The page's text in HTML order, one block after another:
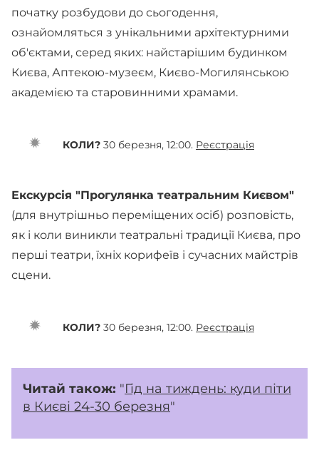
початку розбудови до сьогодення,
ознайомляться з унікальними архітектурними
об'єктами, серед яких: найстарішим будинком
Києва, Аптекою-музеєм, Києво-Могилянською
академією та старовинними храмами.
КОЛИ? 30 березня, 12:00. Реєстрація
Екскурсія "Прогулянка театральним Києвом"
(для внутрішньо переміщених осіб) розповість,
як і коли виникли театральні традиції Києва, про
перші театри, їхніх корифеїв і сучасних майстрів
сцени.
КОЛИ? 30 березня, 12:00. Реєстрація
Читай також: "Гід на тиждень: куди піти
в Києві 24-30 березня"